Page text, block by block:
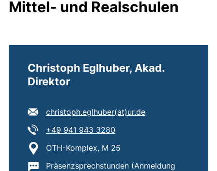
Mittel- und Realschulen
Christoph Eglhuber, Akad.
Direktor
E-Mail Adresse:
christoph.eglhuber​(at)​ur.de(öffnet Ihr E-Mail-
Tel:
+49 941 943 3280
Standort:
OTH-Komplex, M 25
Wichtige Informationen:
Präsenzsprechstunden (Anmeldung